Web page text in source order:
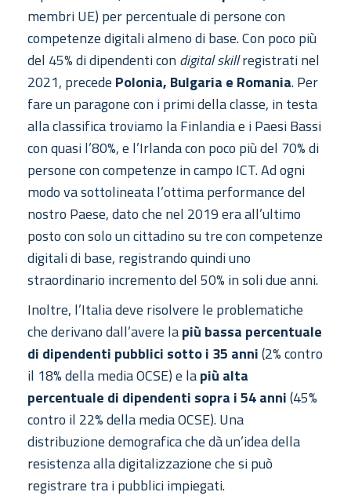
membri UE) per percentuale di persone con
competenze digitali almeno di base. Con poco più
del 45% di dipendenti con digital skillregistrati nel
2021, precede Polonia, Bulgaria e Romania. Per
fare un paragone con i primi della classe, in testa
alla classifica troviamo la Finlandia e i Paesi Bassi
con quasi l’80%, e l’Irlanda con poco più del 70% di
persone con competenze in campo ICT. Ad ogni
modo va sottolineata l’ottima performance del
nostro Paese, dato che nel 2019 era all’ultimo
posto con solo un cittadino su tre con competenze
digitali di base, registrando quindi uno
straordinario incremento del 50% in soli due anni.
Inoltre, l’Italia deve risolvere le problematiche
che derivano dall’avere lapiù bassa percentuale
di dipendenti pubblici sotto i 35 anni(2% contro
il 18% della media OCSE) e lapiù alta
percentuale di dipendenti sopra i 54 anni(45%
contro il 22% della media OCSE). Una
distribuzione demografica che dà un’idea della
resistenza alla digitalizzazione che si può
registrare tra i pubblici impiegati.